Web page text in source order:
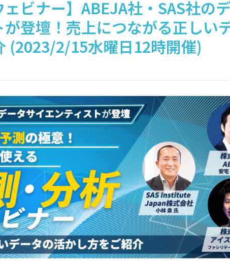
ェビナー】ABEJA社・SAS社の
登壇！売上につながる正しい
(2023/2/15水曜日12時開催)